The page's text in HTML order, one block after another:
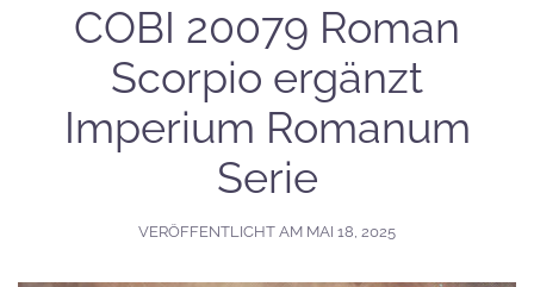
COBI 20079 Roman
Scorpio ergänzt
Imperium Romanum
Serie
VERÖFFENTLICHT AM MAI 18, 2025